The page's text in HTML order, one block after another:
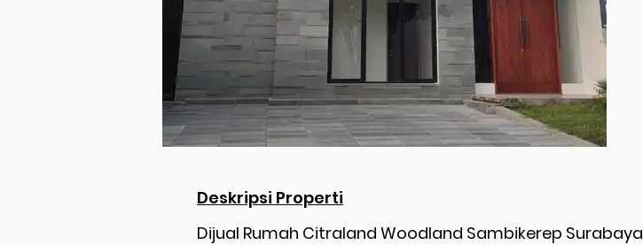
Deskripsi Properti
Dijual Rumah Citraland Woodland Sambikerep Surabaya